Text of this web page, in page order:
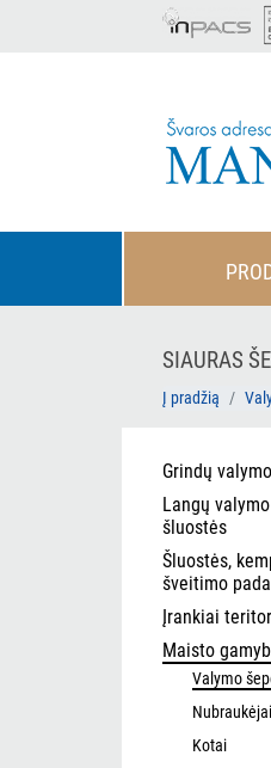
SIAURAS
Į pradžią
Grindų
Langų
šluostės
Šluostės,
šveitimo
Įrankiai
Maisto
Valymo
Kotai